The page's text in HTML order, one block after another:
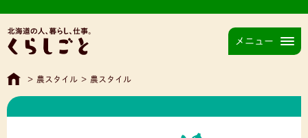
メニュー
> 農スタイル > 農スタイル